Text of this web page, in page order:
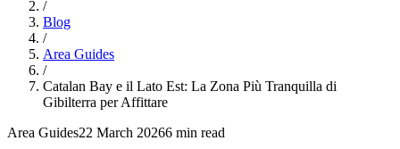
/
Blog
/
Area Guides
/
Catalan Bay e il Lato Est: La Zona Più Tranquilla di
Gibilterra per Affittare
Area Guides22 March 20266 min read